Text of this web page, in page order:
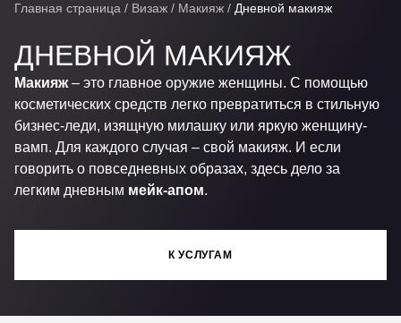
Главная страница / Визаж / Макияж / Дневной макияж
ДНЕВНОЙ МАКИЯЖ
Макияж– это главное оружие женщины. С помощью
косметических средств легко превратиться в стильную
бизнес-леди, изящную милашку или яркую женщину-
вамп. Для каждого случая – свой макияж. И если
говорить о повседневных образах, здесь дело за
легким дневным мейк-апом.
К УСЛУГАМ